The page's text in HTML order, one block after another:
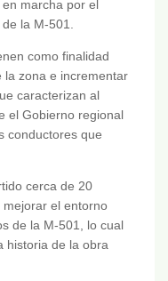
marcha por el
la M-501.
como finalidad
la zona e incrementar
caracterizan al
el Gobierno regional
conductores que
cerca de 20
el entorno
de la M-501, lo cual
historia de la obra